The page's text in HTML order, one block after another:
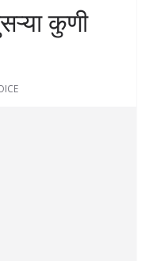
कुणी